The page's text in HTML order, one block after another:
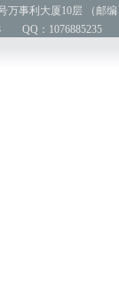
万事利大厦10层 （邮编
QQ：1076885235